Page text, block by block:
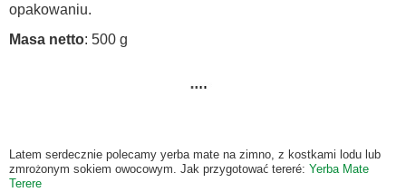
opakowaniu.
Masa netto: 500 g
Latem serdecznie polecamy yerba mate na zimno, z kostkami lodu lub
zmrożonym sokiem owocowym. Jak przygotować tereré: Yerba Mate
Terere